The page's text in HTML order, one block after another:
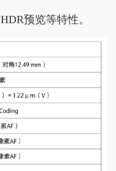
预览等特性。